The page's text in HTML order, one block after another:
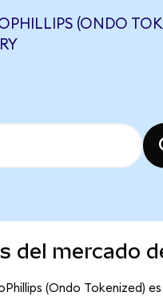
(ONDO
del mercado
(Ondo Tokenized)